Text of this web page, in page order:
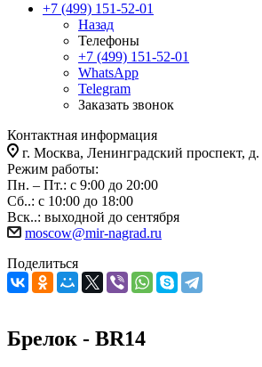
+7 (499) 151-52-01
Назад
Телефоны
+7 (499) 151-52-01
WhatsApp
Telegram
Заказать звонок
Контактная информация
г. Москва, Ленинградский проспект, д.
Режим работы:
Пн. – Пт.: с 9:00 до 20:00
Сб..: с 10:00 до 18:00
Вск..: выходной до сентября
moscow@mir-nagrad.ru
Поделиться
Брелок - BR14